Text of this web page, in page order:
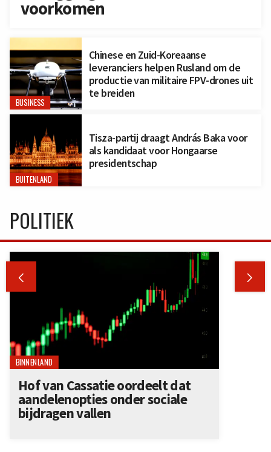
voorkomen
BUSINESS
Chinese en Zuid-Koreaanse
leveranciers helpen Rusland om de
productie van militaire FPV-drones uit
te breiden
BUITENLAND
Tisza-partij draagt András Baka voor
als kandidaat voor Hongaarse
presidentschap
POLITIEK
 
BINNENLAND
Hof van Cassatie oordeelt dat
aandelenopties onder sociale
bijdragen vallen